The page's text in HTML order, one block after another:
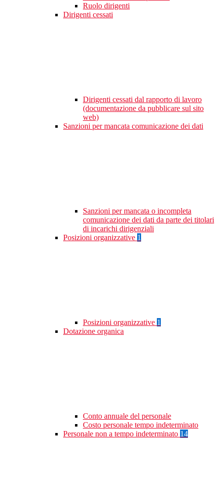
Ruolo dirigenti
Dirigenti cessati
Dirigenti cessati dal rapporto di lavoro
(documentazione da pubblicare sul sito
web)
Sanzioni per mancata comunicazione dei dati
Sanzioni per mancata o incompleta
comunicazione dei dati da parte dei titolari
di incarichi dirigenziali
Posizioni organizzative 1
Posizioni organizzative 1
Dotazione organica
Conto annuale del personale
Costo personale tempo indeterminato
Personale non a tempo indeterminato 14